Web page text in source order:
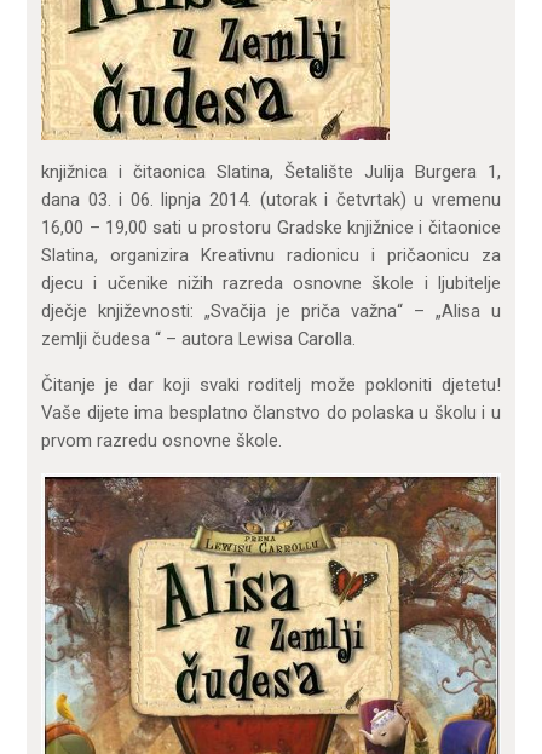
knjižnica i čitaonica Slatina, Šetalište Julija Burgera 1,
dana 03. i 06. lipnja 2014. (utorak i četvrtak) u vremenu
16,00 – 19,00 sati u prostoru Gradske knjižnice i čitaonice
Slatina, organizira Kreativnu radionicu i pričaonicu za
djecu i učenike nižih razreda osnovne škole i ljubitelje
dječje književnosti: „Svačija je priča važna“ – „Alisa u
zemlji čudesa “ – autora Lewisa Carolla.
Čitanje je dar koji svaki roditelj može pokloniti djetetu!
Vaše dijete ima besplatno članstvo do polaska u školu i u
prvom razredu osnovne škole.